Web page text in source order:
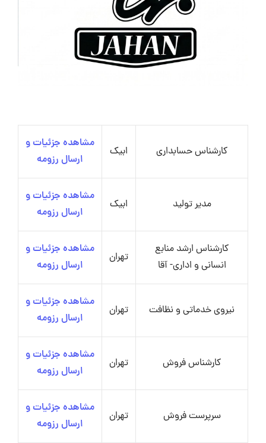
کارشناس حسابداری ابیک
مشاهده جزئیات و
ارسال رزومه
مدیر تولید ابیک
مشاهده جزئیات و
ارسال رزومه
کارشناس ارشد منابع
انسانی و اداری- آقا
تهران
مشاهده جزئیات و
ارسال رزومه
نیروی خدماتی و نظافت تهران
مشاهده جزئیات و
ارسال رزومه
کارشناس فروش تهران
مشاهده جزئیات و
ارسال رزومه
سرپرست فروش تهران
مشاهده جزئیات و
ارسال رزومه